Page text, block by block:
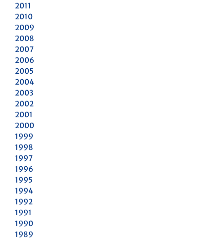
2011
2010
2009
2008
2007
2006
2005
2004
2003
2002
2001
2000
1999
1998
1997
1996
1995
1994
1992
1991
1990
1989